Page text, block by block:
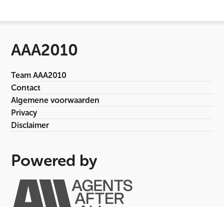
AAA2010
Team AAA2010
Contact
Algemene voorwaarden
Privacy
Disclaimer
Powered by